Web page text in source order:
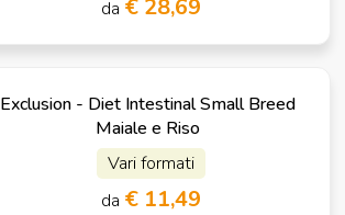
da € 28,69
Exclusion - Diet Intestinal Small Breed
Maiale e Riso
Vari formati
da € 11,49